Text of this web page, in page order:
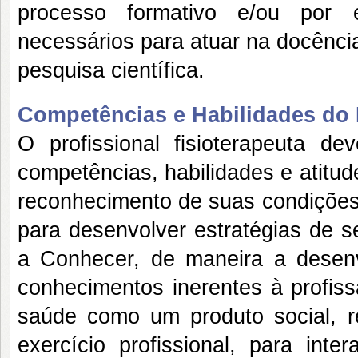
processo formativo e/ou por
necessários para atuar na
pesquisa científica.
Competências e Habilidades
O profissional fisioterapeuta
competências, habilidades e
reconhecimento de suas
para desenvolver estratégias de
a Conhecer, de maneira a
conhecimentos inerentes à
saúde como um produto social,
exercício profissional, para